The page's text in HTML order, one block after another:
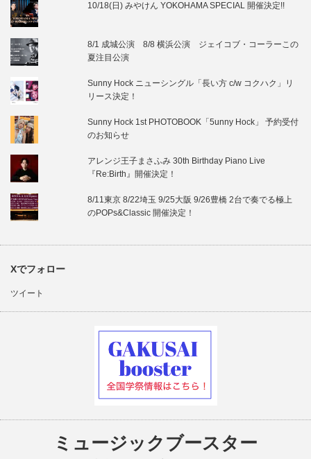
10/18(日) みやけん YOKOHAMA SPECIAL 開催決定!!
8/1 成城公演 8/8 横浜公演 ジェイコブ・コーラーこの
夏注目公演
Sunny Hock ニューシングル「長い方 c/w コクハク」リ
リース決定！
Sunny Hock 1st PHOTOBOOK「5unny Hock」 予約受付
のお知らせ
アレンジ王子まさふみ 30th Birthday Piano Live
『Re:Birth』開催決定！
8/11東京 8/22埼玉 9/25大阪 9/26豊橋 2台で奏でる極上
のPOPs&Classic 開催決定！
Xでフォロー
ツイート
ミュージックブースター